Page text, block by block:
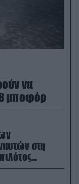
να
μποφόρ
στη